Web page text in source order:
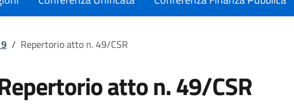
/ Repertorio atto n. 49/CSR
atto n. 49/CSR